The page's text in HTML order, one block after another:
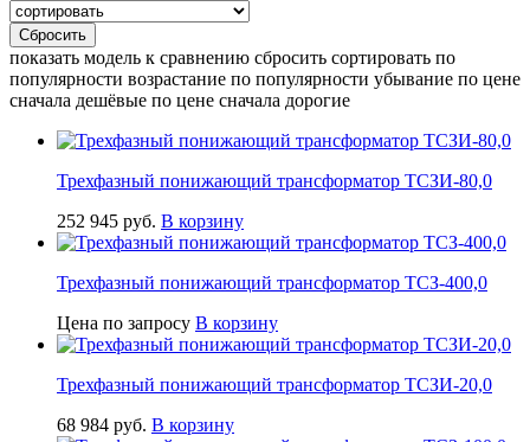
Сбросить
показать модель к сравнению сбросить сортировать по
популярности возрастание по популярности убывание по цене
сначала дешёвые по цене сначала дорогие
Трехфазный понижающий трансформатор ТСЗИ-80,0
252 945 руб. В корзину
Трехфазный понижающий трансформатор ТСЗ-400,0
Цена по запросу В корзину
Трехфазный понижающий трансформатор ТСЗИ-20,0
68 984 руб. В корзину